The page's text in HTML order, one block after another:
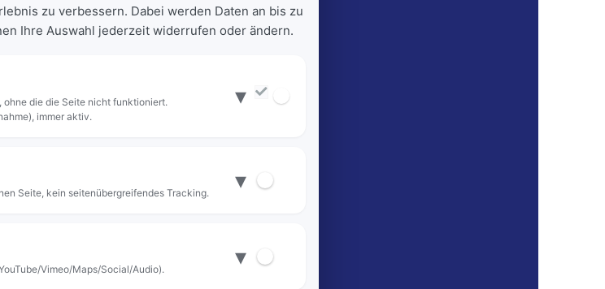
zu verbessern. Dabei werden Daten an bis zu
Ihre Auswahl jederzeit widerrufen oder ändern.
die die Seite nicht funktioniert.
immer aktiv.
▾
Seite, kein seitenübergreifendes Tracking. ▾
Vimeo/Maps/Social/Audio). ▾